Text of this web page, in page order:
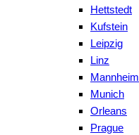
Hettstedt
Kufstein
Leipzig
Linz
Mannheim
Munich
Orleans
Prague